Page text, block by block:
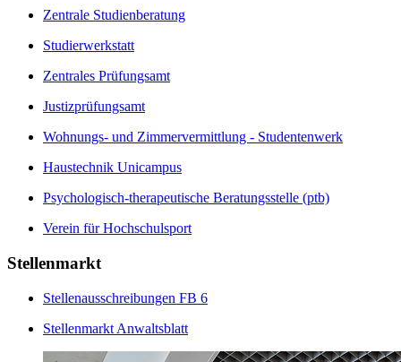
Zentrale Studienberatung
Studierwerkstatt
Zentrales Prüfungsamt
Justizprüfungsamt
Wohnungs- und Zimmervermittlung - Studentenwerk
Haustechnik Unicampus
Psychologisch-therapeutische Beratungsstelle (ptb)
Verein für Hochschulsport
Stellenmarkt
Stellenausschreibungen FB 6
Stellenmarkt Anwaltsblatt